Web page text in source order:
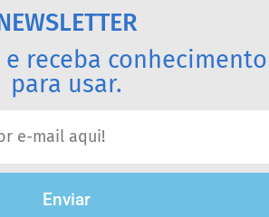
e receba conhecimento
para usar.
Enviar